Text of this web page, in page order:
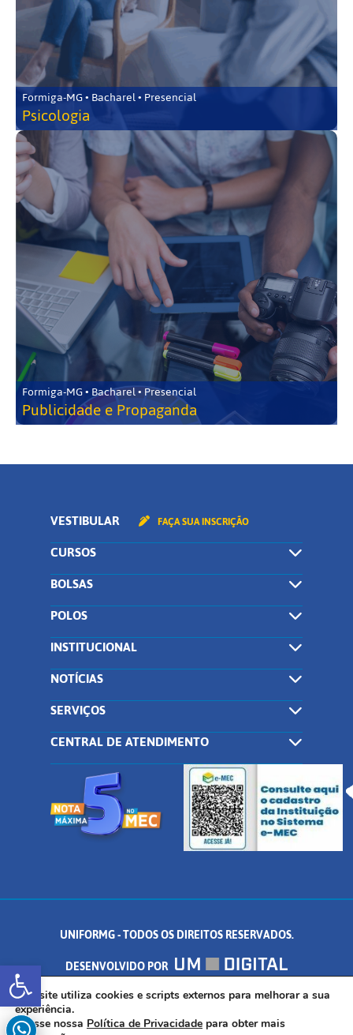
Abrir a barra de ferramentas
Formiga-MG • Bacharel • Presencial
Psicologia
Formiga-MG • Bacharel • Presencial
Publicidade e Propaganda
VESTIBULAR FAÇA SUA INSCRIÇÃO
CURSOS
BOLSAS
POLOS
INSTITUCIONAL
NOTÍCIAS
SERVIÇOS
CENTRAL DE ATENDIMENTO
UNIFORMG - TODOS OS DIREITOS RESERVADOS.
DESENVOLVIDO POR
AV. DR. ARNALDO DE SENNA, 328 - PALMEIRAS, FORMIGA/MG - CEP:
35.574.530
Este site utiliza cookies e scripts externos para melhorar a sua
experiência.
Acesse nossa Política de Privacidade para obter mais